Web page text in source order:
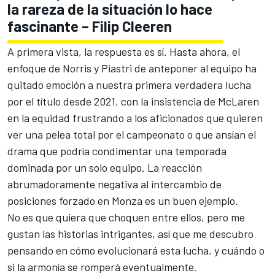
la rareza de la situación lo hace
fascinante – Filip Cleeren
A primera vista, la respuesta es sí. Hasta ahora, el
enfoque de Norris y Piastri de anteponer al equipo ha
quitado emoción a nuestra primera verdadera lucha
por el título desde 2021, con la insistencia de McLaren
en la equidad frustrando a los aficionados que quieren
ver una pelea total por el campeonato o que ansían el
drama que podría condimentar una temporada
dominada por un solo equipo. La reacción
abrumadoramente negativa al intercambio de
posiciones forzado en Monza es un buen ejemplo.
No es que quiera que choquen entre ellos, pero me
gustan las historias intrigantes, así que me descubro
pensando en cómo evolucionará esta lucha, y cuándo o
si la armonía se romperá eventualmente.